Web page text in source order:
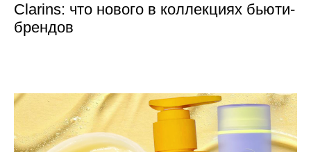
Clarins: что нового в коллекциях бьюти-
брендов